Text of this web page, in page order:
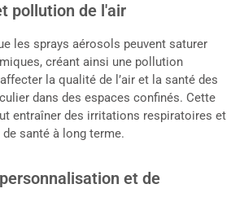
pollution de l'air
les sprays aérosols peuvent saturer
créant ainsi une pollution
la qualité de l’air et la santé des
dans des espaces confinés. Cette
entraîner des irritations respiratoires et
santé à long terme.
et de